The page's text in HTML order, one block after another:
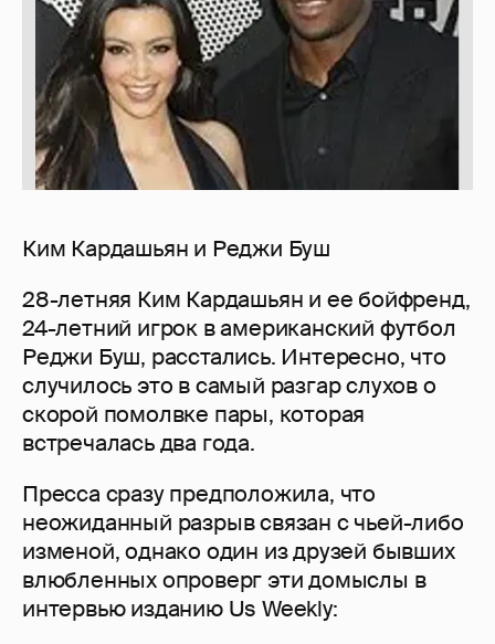
Ким Кардашьян и Реджи Буш
28-летняя Ким Кардашьян и ее бойфренд,
24-летний игрок в американский футбол
Реджи Буш, расстались. Интересно, что
случилось это в самый разгар слухов о
скорой помолвке пары, которая
встречалась два года.
Пресса сразу предположила, что
неожиданный разрыв связан с чьей-либо
изменой, однако один из друзей бывших
влюбленных опроверг эти домыслы в
интервью изданию Us Weekly: